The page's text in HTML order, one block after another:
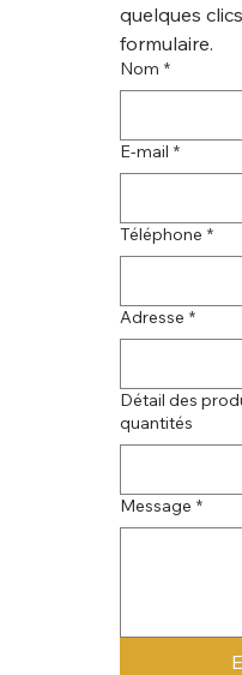
quelques
formulaire.
Nom *
E‑mail *
Téléphone *
Adresse *
Détail des
quantités
Message *